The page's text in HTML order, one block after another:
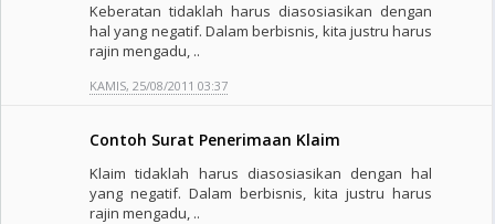
Keberatan tidaklah harus diasosiasikan dengan
hal yang negatif. Dalam berbisnis, kita justru harus
rajin mengadu, ..
KAMIS, 25/08/2011 03:37
Contoh Surat Penerimaan Klaim
Klaim tidaklah harus diasosiasikan dengan hal
yang negatif. Dalam berbisnis, kita justru harus
rajin mengadu, ..